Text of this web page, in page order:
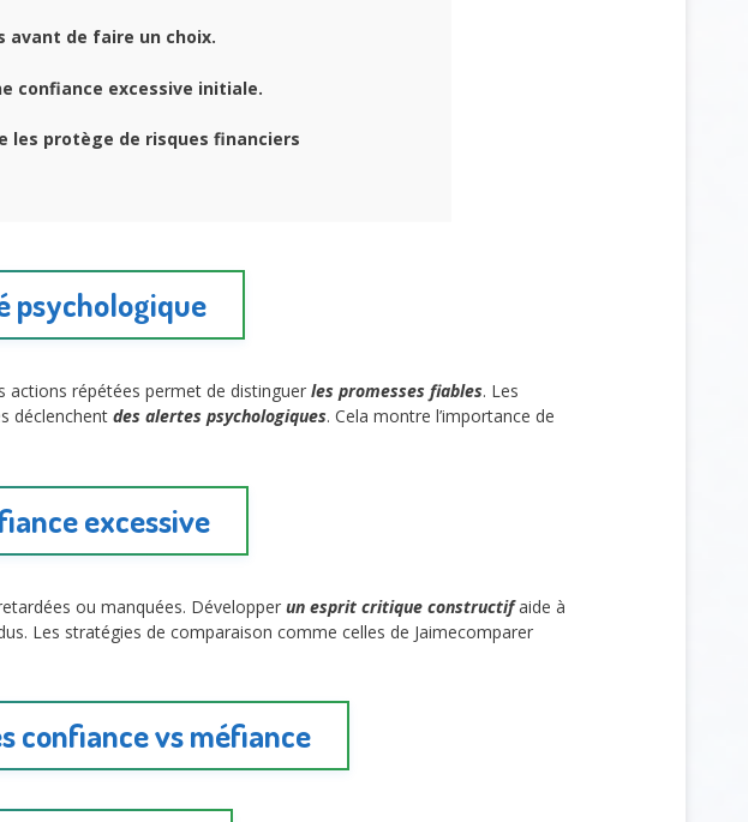
avant de faire un choix.
confiance excessive initiale.
les protège de risques financiers
psychologique
actions répétées permet de distinguer les promesses fiables. Les
déclenchent des alertes psychologiques. Cela montre l’importance de
excessive
ou manquées. Développer un esprit critique constructifaide à
Les stratégies de comparaison comme celles de Jaimecomparer
confiance vs méfiance